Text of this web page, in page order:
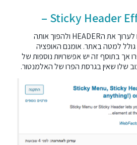
תוסף נהדר שמאפשר לנו לערוך את הHEADER ולהפוך אותה
למטה באתר. אומנם האופציה
אך בתוסף זה יש אפשרויות נוספות של